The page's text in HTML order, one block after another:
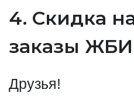
4. Скидка
заказы
Друзья!